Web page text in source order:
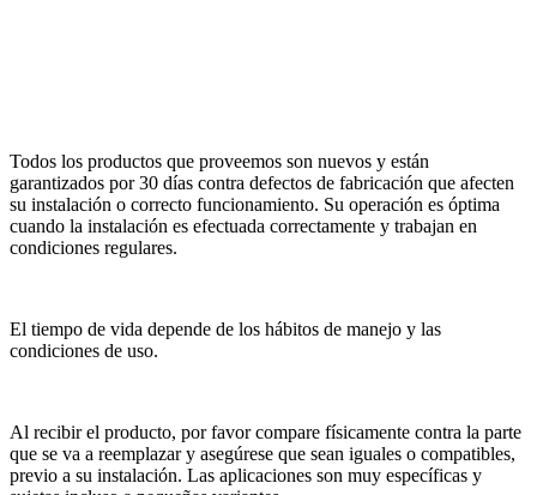
Todos los productos que proveemos son nuevos y están
garantizados por 30 días contra defectos de fabricación que afecten
su instalación o correcto funcionamiento. Su operación es óptima
cuando la instalación es efectuada correctamente y trabajan en
condiciones regulares.
El tiempo de vida depende de los hábitos de manejo y las
condiciones de uso.
Al recibir el producto, por favor compare físicamente contra la parte
que se va a reemplazar y asegúrese que sean iguales o compatibles,
previo a su instalación. Las aplicaciones son muy específicas y